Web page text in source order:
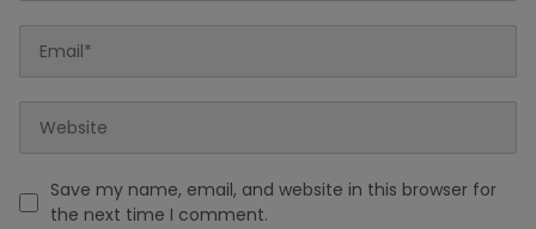
Save my name, email, and website in this browser for
the next time I comment.